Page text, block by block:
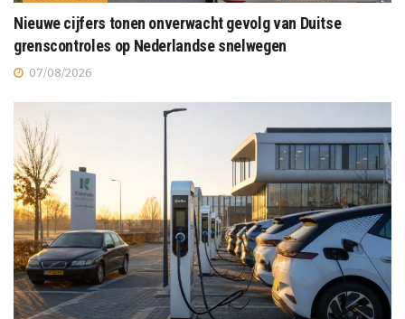
Nieuwe cijfers tonen onverwacht gevolg van Duitse
grenscontroles op Nederlandse snelwegen
07/08/2026